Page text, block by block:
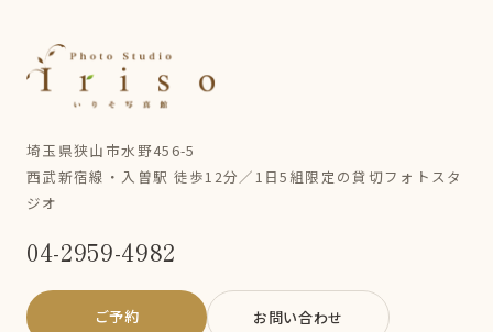
埼玉県狭山市水野456-5
西武新宿線・入曽駅 徒歩12分／1日5組限定の貸切フォトスタ
ジオ
04-2959-4982
ご予約 お問い合わせ